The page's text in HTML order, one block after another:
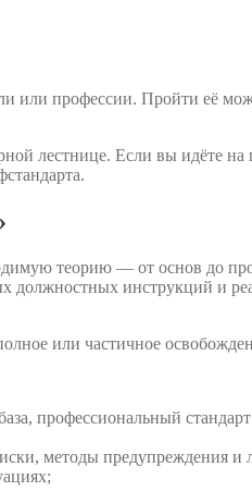
или профессии. Пройти её
лестнице. Если вы идёте
теорию — от основ до
инструкций и
или частичное
профессиональный
методы предупреждения